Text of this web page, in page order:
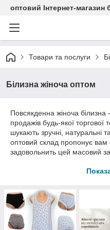
оптовий Інтернет-магазин
Товари та послуги
Білизна жіноча оптом
Повсякденна жіноча
продажів будь-якої торгової
шукають зручні, натуральні
оптовий склад пропонує
задовольнить цей масовий
Ми пропонуємо вигідно
каталозі ви знайдете:
Бавовняні жіночі
зручні сліпи, максі з